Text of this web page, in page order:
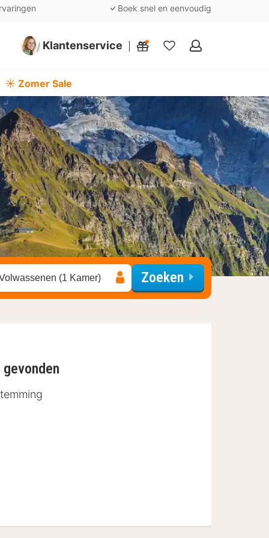
Boek snel en eenvoudig
Klantenservice
Mijn
☀️ Zomer Sale
(1 Kamer) Zoeken